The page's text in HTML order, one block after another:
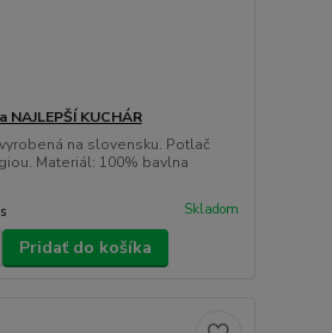
KUCHÁR
na slovensku. Potlač
Materiál: 100% bavlna
Skladom
Pridať do košíka